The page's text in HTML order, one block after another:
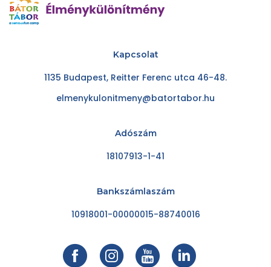
Kapcsolat
1135 Budapest, Reitter Ferenc utca 46-48.
elmenykulonitmeny@batortabor.hu
Adószám
18107913-1-41
Bankszámlaszám
10918001-00000015-88740016